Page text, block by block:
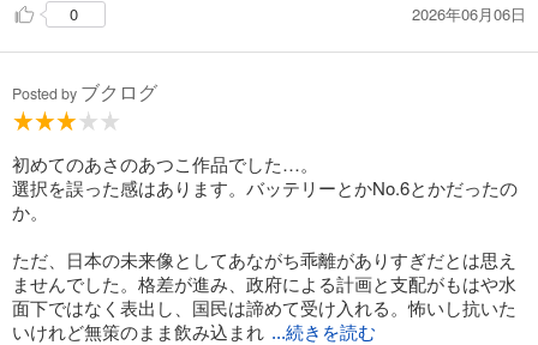
0 2026年06月06日
Posted by ブクログ
初めてのあさのあつこ作品でした…。
選択を誤った感はあります。バッテリーとかNo.6とかだったの
か。
ただ、日本の未来像としてあながち乖離がありすぎだとは思え
ませんでした。格差が進み、政府による計画と支配がもはや水
面下ではなく表出し、国民は諦めて受け入れる。怖いし抗いた
いけれど無策のまま飲み込まれ ...続きを読む